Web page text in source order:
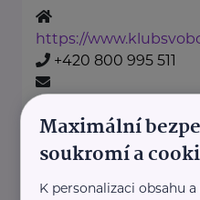
https://
+420 800 995 511
Povltavská 5/74 Praha 7
Maximální
soukromí a
K personalizaci obsahu